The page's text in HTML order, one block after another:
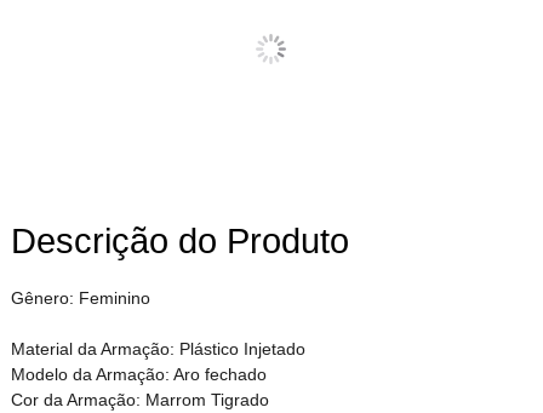
Descrição do Produto
Gênero: Feminino
Material da Armação: Plástico Injetado
Modelo da Armação: Aro fechado
Cor da Armação: Marrom Tigrado